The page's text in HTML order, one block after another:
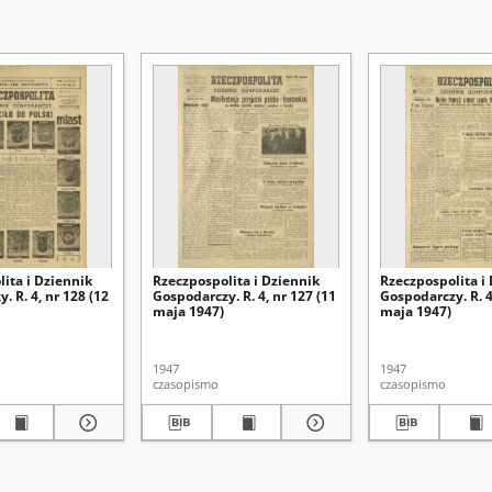
i Dziennik
R. 4, nr 128 (12
Rzeczpospolita i Dziennik
Gospodarczy. R. 4, nr 127 (11
maja 1947)
1947
czasopismo
Rzeczpospolita i
Gospodarczy. R.
maja 1947)
1947
czasopismo